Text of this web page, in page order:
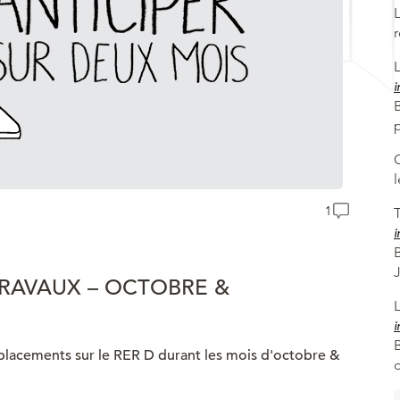
1
– OCTOBRE &
sur le RER D durant les mois d'octobre &